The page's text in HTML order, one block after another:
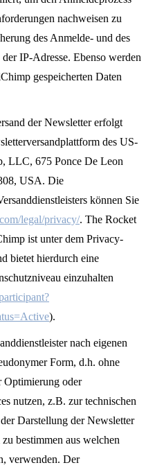
nachweisen zu
des Anmelde- und des
IP-Adresse. Ebenso werden
gespeicherten Daten
der Newsletter erfolgt
des US-
LLC, 675 Ponce De Leon
USA. Die
können Sie
legal/privacy/. The Rocket
ist unter dem Privacy-
bietet hierdurch eine
einzuhalten
).
nach eigenen
Form, d.h. ohne
Optimierung oder
nutzen, z.B. zur technischen
Darstellung der Newsletter
bestimmen aus welchen
verwenden. Der